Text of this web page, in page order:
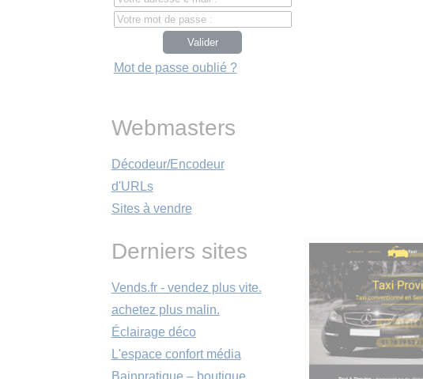
Mot de passe oublié ?
Webmasters
Décodeur/Encodeur
d'URLs
Sites à vendre
Derniers sites
Vends.fr - vendez plus vite.
achetez plus malin.
Éclairage déco
L'espace confort média
Bainpratique – boutique